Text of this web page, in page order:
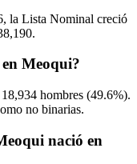
la Lista Nominal creció
Meoqui?
18,934 hombres (49.6%).
no binarias.
nació en